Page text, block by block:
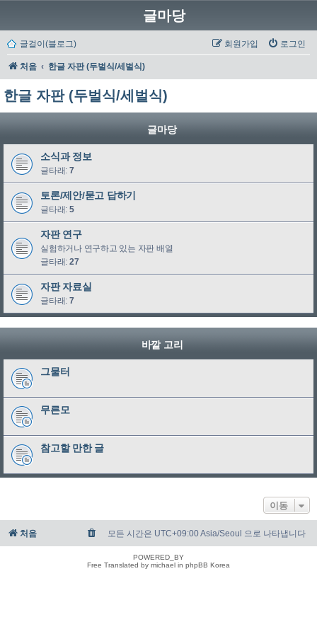
글마당
글걸이(블로그) 로그인
회원가입
처음 한글 자판 (두벌식/세벌식)
한글 자판 (두벌식/세벌식)
글마당
소식과 정보
글타래: 7
토론/제안/묻고 답하기
글타래: 5
자판 연구
실험하거나 연구하고 있는 자판 배열
글타래: 27
자판 자료실
글타래: 7
바깥 고리
그물터
무른모
참고할 만한 글
이동
처음 모든 시간은 UTC+09:00 Asia/Seoul 으로 나타냅니다
POWERED_BY
Free Translated by michael in phpBB Korea